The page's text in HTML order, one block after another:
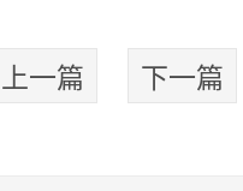
上一篇 下一篇